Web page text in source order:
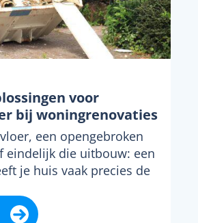
voor
bij woningrenovaties
een opengebroken
eindelijk die uitbouw: een
je huis vaak precies de